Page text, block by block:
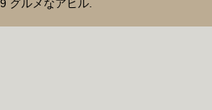
グルメなアヒル.